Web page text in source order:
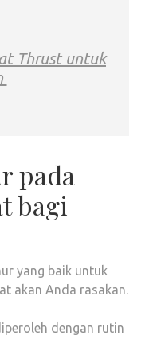
Thrust untuk
pada
bagi
yang baik untuk
akan Anda rasakan.
dengan rutin